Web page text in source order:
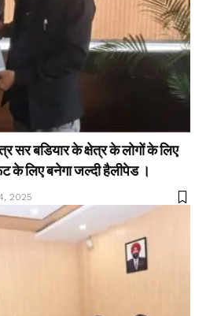
सर बडियार के क्षेत्र के लोगों के लिए
लिए बनेगा जल्दी हैलीपेड ।
2025